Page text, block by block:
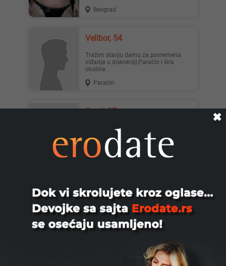
Beograd
Velibor, 54
Tražim stariju damu za povremena
viđanja u diskreciiji,Paraćin i šira
okolina
Paraćin
Somi, 27
doba, 175cm, 76kg, istetoviran zgodan,
za sve ostale informacije...
Beograd
Shone83, 42
Druzenje Drugarica ili dve drugarice i ja
u predstavi...smislicemo ime ali
Moderator Cu biti ja.....
✖